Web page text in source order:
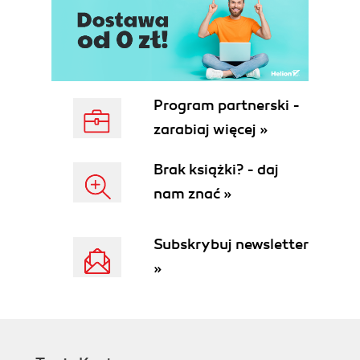
Probability Distributions
Discrete Probability Distributions
Continuous Probability Distributions
Conclusion
3. Foundations of Inferential Statistics
The Framework of Statistical Inference
State the Hypotheses
Formulate an Analysis Plan
Its Your Worldthe Datas Only Living in It
Conclusion
Program partnerski -
zarabiaj więcej »
Brak książki? - daj
nam znać »
Subskrybuj newsletter
»